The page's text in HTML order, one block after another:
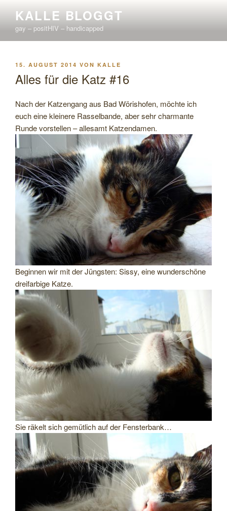
springen
KALLE BLOGGT
gay – positHIV – handicapped
VERÖFFENTLICHT
15. AUGUST 2014 VON KALLE
Alles für die Katz #16
Nach der Katzengang aus Bad Wörishofen, möchte ich
euch eine kleinere Rasselbande, aber sehr charmante
Runde vorstellen – allesamt Katzendamen.
Beginnen wir mit der Jüngsten: Sissy, eine wunderschöne
dreifarbige Katze.
Sie räkelt sich gemütlich auf der Fensterbank…